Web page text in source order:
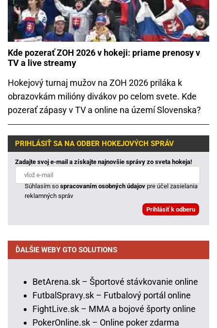
Kde pozerať ZOH 2026 v hokeji: priame prenosy v
TV a live streamy
Hokejový turnaj mužov na ZOH 2026 priláka k
obrazovkám milióny divákov po celom svete. Kde
pozerať zápasy v TV a online na území Slovenska?
PRIHLÁSIŤ SA NA ODBER HOKEJOVÝCH SPRÁV
Zadajte svoj e-mail a získajte najnovšie správy zo sveta hokeja!
Súhlasím sospracovaním osobných údajovpre účel zasielania
reklamných správ
ĎALŠIE WEBY GTO SOLUTIONS
BetArena.sk – Športové stávkovanie online
FutbalSpravy.sk – Futbalový portál online
FightLive.sk – MMA a bojové športy online
PokerOnline.sk – Online poker zdarma